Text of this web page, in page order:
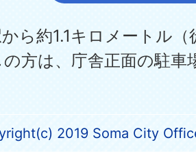
から約1.1キロメートル
方は、庁舎正面の駐車
2019 Soma City